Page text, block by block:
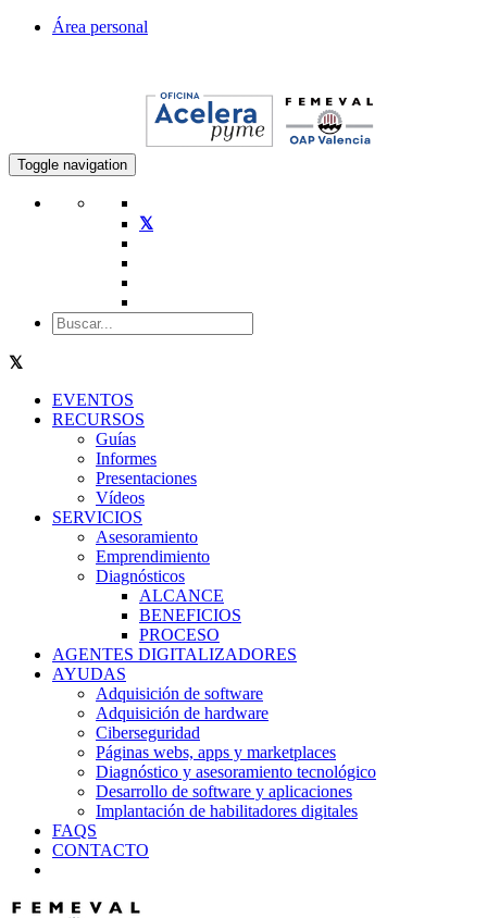
Área personal
Toggle navigation
EVENTOS
RECURSOS
Guías
Informes
Presentaciones
Vídeos
SERVICIOS
Asesoramiento
Emprendimiento
Diagnósticos
ALCANCE
BENEFICIOS
PROCESO
AGENTES DIGITALIZADORES
AYUDAS
Adquisición de software
Adquisición de hardware
Ciberseguridad
Páginas webs, apps y marketplaces
Diagnóstico y asesoramiento tecnológico
Desarrollo de software y aplicaciones
Implantación de habilitadores digitales
FAQS
CONTACTO